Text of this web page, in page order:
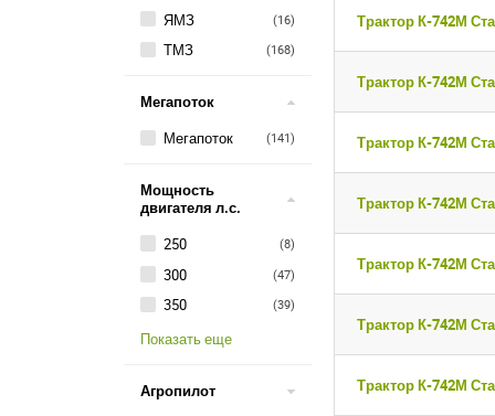
ЯМЗ (16)
ТМЗ (168)
Мегапоток
Мегапоток
(141)
Мощность
двигателя л.с.
250
(8)
300 (47)
350 (39)
Показать еще
Агропилот
Трактор К-742М
Трактор К-742М
Трактор К-742М
Трактор К-742М
Трактор К-742М
Трактор К-742М
Трактор К-742М